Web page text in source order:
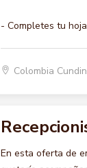
- Completes tu
Colombia
En esta oferta de